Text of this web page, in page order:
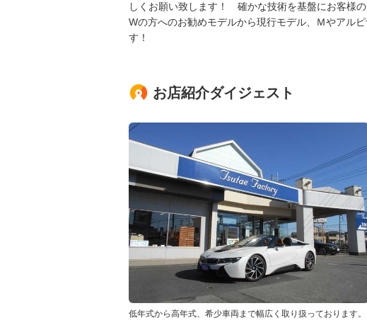
しくお願い致します！ 確かな技術を基盤にお客様
Wの方へのお勧めモデルから現行モデル、Ｍやアル
す！
お店紹介ダイジェスト
低年式から高年式、希少車両まで幅広く取り扱っております。